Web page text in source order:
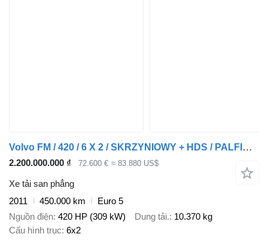
Volvo FM / 420 / 6 X 2 / SKRZYNIOWY + HDS / PALFINGER PK 26002 / WYS
2.200.000.000 ₫ 72.600 € ≈ 83.880 US$
Xe tải san phẳng
2011
450.000 km
Euro 5
Nguồn điện 420 HP (309 kW) Dung tải. 10.370 kg
Cấu hình trục 6x2